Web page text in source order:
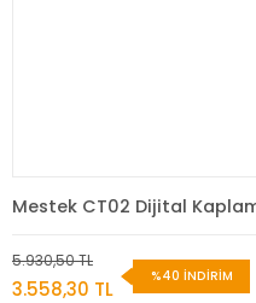
Mestek CT02 Dijital
5.930,50 TL
3.558,30 TL
%40 İNDİRİM